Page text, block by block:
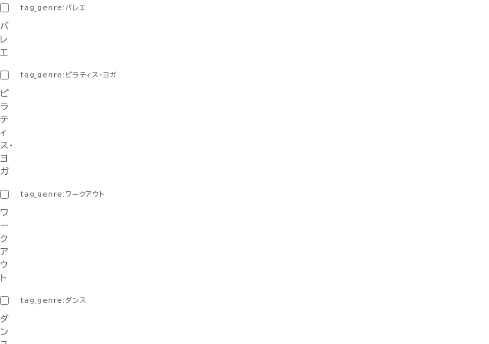
tag_genre:バレエ
バ
レ
エ
tag_genre:ピラティス・ヨガ
ピ
ラ
テ
ィ
ス・
ヨ
ガ
tag_genre:ワークアウト
ワ
ー
ク
ア
ウ
ト
tag_genre:ダンス
ダ
ン